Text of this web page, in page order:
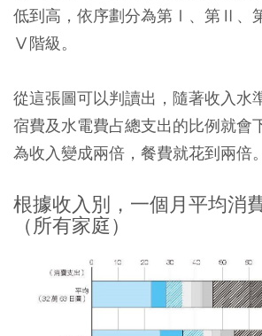
低到高，依序劃分為第Ⅰ、第Ⅱ
Ⅴ階級。
從這張圖可以判讀出，隨著收入水
宿費及水電費占總支出的比例就會
為收入變成兩倍，餐費就花到兩倍。
根據收入別，一個月平均消
（所有家庭）